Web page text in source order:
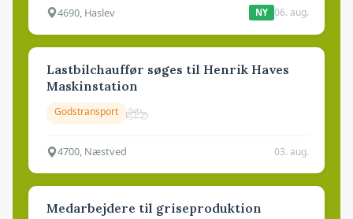
4690, Haslev NY 06. aug.
Lastbilchauffør søges til Henrik Haves
Maskinstation
Godstransport
4700, Næstved 03. aug.
Medarbejdere til griseproduktion